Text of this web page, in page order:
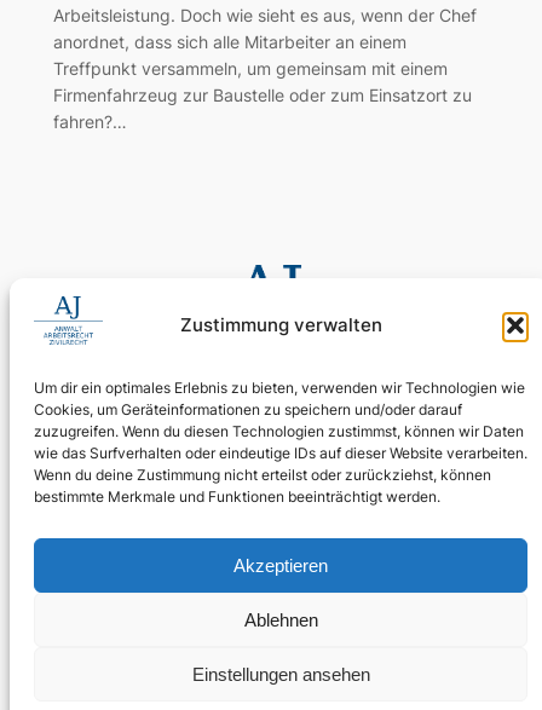
Zustimmung verwalten
Um dir ein optimales Erlebnis zu bieten, verwenden wir Technologien wie
Cookies, um Geräteinformationen zu speichern und/oder darauf
zuzugreifen. Wenn du diesen Technologien zustimmst, können wir Daten
wie das Surfverhalten oder eindeutige IDs auf dieser Website verarbeiten.
Wenn du deine Zustimmung nicht erteilst oder zurückziehst, können
bestimmte Merkmale und Funktionen beeinträchtigt werden.
Akzeptieren
Ablehnen
Einstellungen ansehen
Arbeitsleistung. Doch wie sieht es aus, wenn der Chef
anordnet, dass sich alle Mitarbeiter an einem
Treffpunkt versammeln, um gemeinsam mit einem
Firmenfahrzeug zur Baustelle oder zum Einsatzort zu
fahren?…
0155 60 11 80 35
Digitale Assistenz: 030 4397 9215 90
24/7 erreichbar: Ihr Anliegen wird zuverlässig aufgenommen.
WhatsApp Business
kanzlei@ra-aj.de
Datenschutz